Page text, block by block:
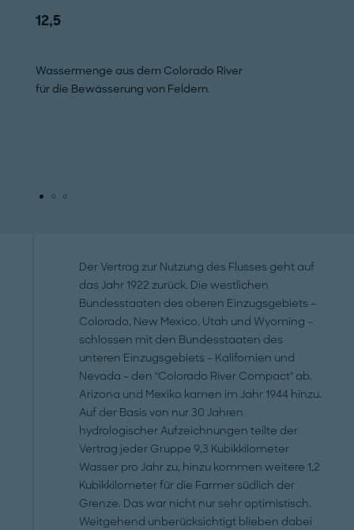
12,5
Wassermenge aus dem Colorado River
für die Bewässerung von Feldern.
Der Vertrag zur Nutzung des Flusses geht auf
das Jahr 1922 zurück. Die westlichen
Bundesstaaten des oberen Einzugsgebiets –
Colorado, New Mexico, Utah und Wyoming –
schlossen mit den Bundesstaaten des
unteren Einzugsgebiets – Kalifornien und
Nevada – den "Colorado River Compact" ab.
Arizona und Mexiko kamen im Jahr 1944 hinzu.
Auf der Basis von nur 30 Jahren
hydrologischer Aufzeichnungen teilte der
Vertrag jeder Gruppe 9,3 Kubikkilometer
Wasser pro Jahr zu, hinzu kommen weitere 1,2
Kubikkilometer für die Farmer südlich der
Grenze. Das war nicht nur sehr optimistisch.
Weitgehend unberücksichtigt blieben dabei